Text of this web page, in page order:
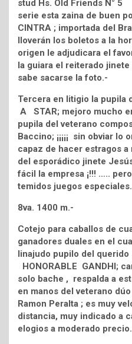
stud Hs. Old Friends N°
serie esta zaina de buen
CINTRA ; importada del
lloverán los boletos a la
origen le adjudicara el
la guiara el reiterado
sabe sacarse la foto.-
Tercera en litigio la pupila
A STAR; mejoro mucho
pupila del veterano
Baccino; ¡¡¡¡¡ sin obviar lo
capaz de hacer estragos
del esporádico jinete Jesús
fácil la empresa ¡!!! …..
temidos juegos
8va. 1400 m.-
Cotejo para caballos de
ganadores duales en el
linajudo pupilo del querido
HONORABLE GANDHI;
solo bache , respalda a
en manos del veterano
Ramon Peralta ; es muy
distancia, muy indicado a
elogios a moderado